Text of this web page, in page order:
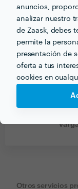
anuncios,
analizar nuestro
de Zaask, debes
permite la
presentación de
oferta a tus
cookies en
Otros servicios